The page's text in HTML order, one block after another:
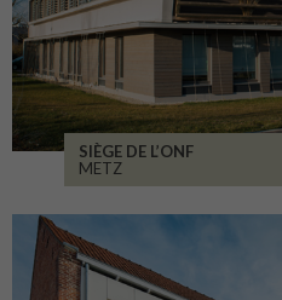
SIÈGE DE L’ONF
METZ